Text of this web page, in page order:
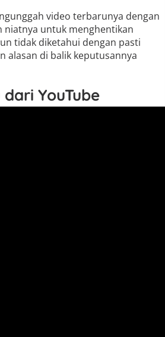
video terbarunya dengan
niatnya untuk menghentikan
tidak diketahui dengan pasti
alasan di balik keputusannya
YouTube